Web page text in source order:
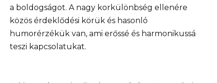
a boldogságot. A nagy korkülönbség ellenére
közös érdeklődési körük és hasonló
humorérzékük van, ami erőssé és harmonikussá
teszi kapcsolatukat.